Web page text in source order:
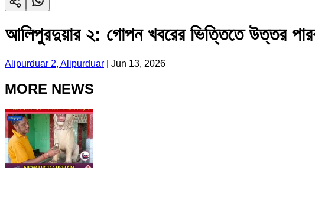
আলিপুরদুয়ার ২: গোপন খবরের ভিত্তিতে উত্তর
Alipurduar 2, Alipurduar Jun 13, 2026
MORE NEWS